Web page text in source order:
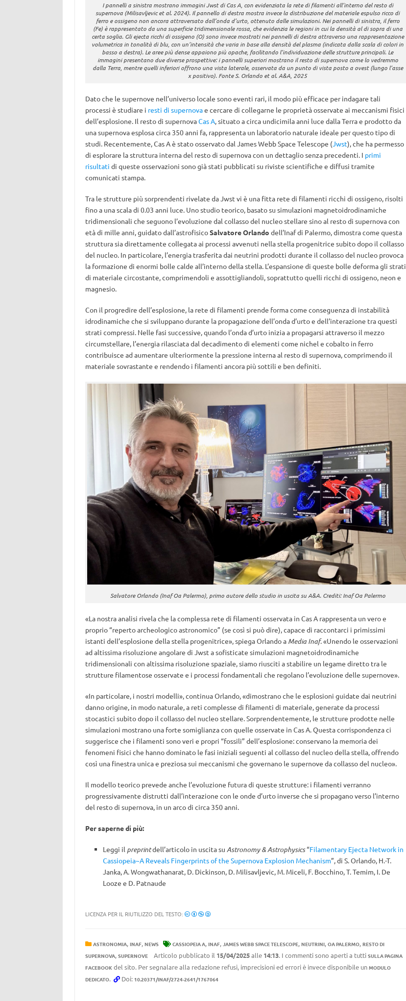
I pannelli a sinistra mostrano immagini Jwst di Cas A, con evidenziata la rete di filamenti all’interno del resto di
supernova (Milisavljevic et al. 2024). Il pannello di destra mostra invece la distribuzione del materiale espulso ricco di
ferro e ossigeno non ancora attraversato dall’onda d’urto, ottenuto dalle simulazioni. Nei pannelli di sinistra, il ferro
(Fe) è rappresentato da una superficie tridimensionale rossa, che evidenzia le regioni in cui la densità al di sopra di una
certa soglia. Gli ejecta ricchi di ossigeno (O) sono invece mostrati nei pannelli di destra attraverso una rappresentazione
volumetrica in tonalità di blu, con un’intensità che varia in base alla densità del plasma (indicata dalla scala di colori in
basso a destra). Le aree più dense appaiono più opache, facilitando l’individuazione delle strutture principali. Le
immagini presentano due diverse prospettive: i pannelli superiori mostrano il resto di supernova come lo vedremmo
dalla Terra, mentre quelli inferiori offrono una vista laterale, osservata da un punto di vista posto a ovest (lungo l’asse
x positivo). Fonte S. Orlando et al. A&A, 2025
Dato che le supernove nell’universo locale sono eventi rari, il modo più efficace per indagare tali
processi è studiare i resti di supernovae cercare di collegarne le proprietà osservate ai meccanismi fisici
dell’esplosione. Il resto di supernovaCas A, situato a circa undicimila anni luce dalla Terra e prodotto da
una supernova esplosa circa 350 anni fa, rappresenta un laboratorio naturale ideale per questo tipo di
studi. Recentemente, Cas A è stato osservato dal James Webb Space Telescope (Jwst), che ha permesso
di esplorare la struttura interna del resto di supernova con un dettaglio senza precedenti. I primi
risultati di queste osservazioni sono già stati pubblicati su riviste scientifiche e diffusi tramite
comunicati stampa.
Tra le strutture più sorprendenti rivelate da Jwst vi è una fitta rete di filamenti ricchi di ossigeno, risolti
fino a una scala di 0.03 anni luce. Uno studio teorico, basato su simulazioni magnetoidrodinamiche
tridimensionali che seguono l’evoluzione dal collasso del nucleo stellare sino al resto di supernova con
età di mille anni, guidato dall’astrofisicoSalvatore Orlando dell’Inaf di Palermo, dimostra come questa
struttura sia direttamente collegata ai processi avvenuti nella stella progenitrice subito dopo il collasso
del nucleo. In particolare, l’energia trasferita dai neutrini prodotti durante il collasso del nucleo provoca
la formazione di enormi bolle calde all’interno della stella. L’espansione di queste bolle deforma gli strati
di materiale circostante, comprimendoli e assottigliandoli, soprattutto quelli ricchi di ossigeno, neon e
magnesio.
Con il progredire dell’esplosione, la rete di filamenti prende forma come conseguenza di instabilità
idrodinamiche che si sviluppano durante la propagazione dell’onda d’urto e dell’interazione tra questi
strati compressi. Nelle fasi successive, quando l’onda d’urto inizia a propagarsi attraverso il mezzo
circumstellare, l’energia rilasciata dal decadimento di elementi come nichel e cobalto in ferro
contribuisce ad aumentare ulteriormente la pressione interna al resto di supernova, comprimendo il
materiale sovrastante e rendendo i filamenti ancora più sottili e ben definiti.
Salvatore Orlando (Inaf Oa Palermo), primo autore dello studio in uscita su A&A. Crediti: Inaf Oa Palermo
«La nostra analisi rivela che la complessa rete di filamenti osservata in Cas A rappresenta un vero e
proprio “reperto archeologico astronomico” (se così si può dire), capace di raccontarci i primissimi
istanti dell’esplosione della stella progenitrice», spiega Orlando a Media Inaf. «Unendo le osservazioni
ad altissima risoluzione angolare di Jwst a sofisticate simulazioni magnetoidrodinamiche
tridimensionali con altissima risoluzione spaziale, siamo riusciti a stabilire un legame diretto tra le
strutture filamentose osservate e i processi fondamentali che regolano l’evoluzione delle supernove».
«In particolare, i nostri modelli», continua Orlando, «dimostrano che le esplosioni guidate dai neutrini
danno origine, in modo naturale, a reti complesse di filamenti di materiale, generate da processi
stocastici subito dopo il collasso del nucleo stellare. Sorprendentemente, le strutture prodotte nelle
simulazioni mostrano una forte somiglianza con quelle osservate in Cas A. Questa corrispondenza ci
suggerisce che i filamenti sono veri e propri “fossili” dell’esplosione: conservano la memoria dei
fenomeni fisici che hanno dominato le fasi iniziali seguenti al collasso del nucleo della stella, offrendo
così una finestra unica e preziosa sui meccanismi che governano le supernove da collasso del nucleo».
Il modello teorico prevede anche l’evoluzione futura di queste strutture: i filamenti verranno
progressivamente distrutti dall’interazione con le onde d’urto inverse che si propagano verso l’interno
del resto di supernova, in un arco di circa 350 anni.
Per saperne di più:
Leggi il preprintdell’articolo in uscita su Astronomy & Astrophysics“Filamentary Ejecta Network in
Cassiopeia~A Reveals Fingerprints of the Supernova Explosion Mechanism”, di S. Orlando, H.-T.
Janka, A. Wongwathanarat, D. Dickinson, D. Milisavljevic, M. Miceli, F. Bocchino, T. Temim, I. De
Looze e D. Patnaude
LICENZA PER IL RIUTILIZZO DEL TESTO:
ASTRONOMIA, INAF, NEWS CASSIOPEIA A, INAF, JAMES WEBB SPACE TELESCOPE, NEUTRINI, OA PALERMO, RESTO DI
SUPERNOVA, SUPERNOVE Articolo pubblicato il 15/04/2025alle 14:13. I commenti sono aperti a tutti SULLA PAGINA
FACEBOOKdel sito. Per segnalare alla redazione refusi, imprecisioni ed errori è invece disponibile un MODULO
DEDICATO. Doi: 10.20371/INAF/2724-2641/1767064